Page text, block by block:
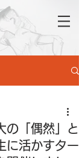
の「偶然」と
に活かすター